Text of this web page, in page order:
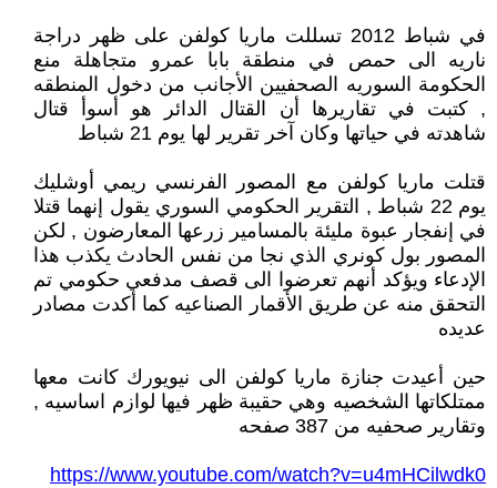
في شباط 2012 تسللت ماريا كولفن على ظهر دراجة
ناريه الى حمص في منطقة بابا عمرو متجاهلة منع
الحكومة السوريه الصحفيين الأجانب من دخول المنطقه
, كتبت في تقاريرها أن القتال الدائر هو أسوأ قتال
شاهدته في حياتها وكان آخر تقرير لها يوم 21 شباط
قتلت ماريا كولفن مع المصور الفرنسي ريمي أوشليك
يوم 22 شباط , التقرير الحكومي السوري يقول إنهما قتلا
في إنفجار عبوة مليئة بالمسامير زرعها المعارضون , لكن
المصور بول كونري الذي نجا من نفس الحادث يكذب هذا
الإدعاء ويؤكد أنهم تعرضوا الى قصف مدفعي حكومي تم
التحقق منه عن طريق الأقمار الصناعيه كما أكدت مصادر
عديده
حين أعيدت جنازة ماريا كولفن الى نيويورك كانت معها
ممتلكاتها الشخصيه وهي حقيبة ظهر فيها لوازم اساسيه ,
وتقارير صحفيه من 387 صفحه
https://www.youtube.com/watch?v=u4mHCilwdk0